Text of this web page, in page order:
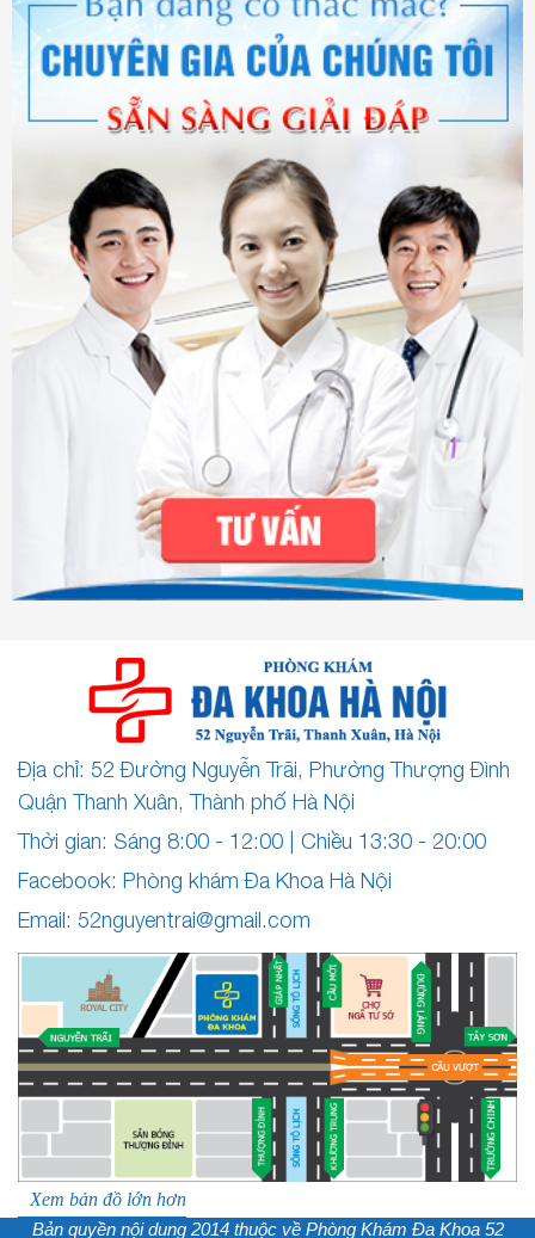
Địa chỉ: 52 Đường Nguyễn Trãi, Phường Thượng Đình
Quận Thanh Xuân, Thành phố Hà Nội
Thời gian: Sáng 8:00 - 12:00 | Chiều 13:30 - 20:00
Facebook: Phòng khám Đa Khoa Hà Nội
Email: 52nguyentrai@gmail.com
Xem bản đồ lớn hơn
Bản quyền nội dung 2014 thuộc về Phòng Khám Đa Khoa 52